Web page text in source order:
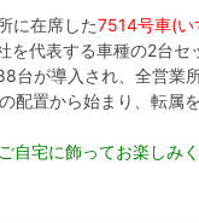
に在席した7514号車(い
を代表する車種の2台セ
が導入され、全営業所
配置から始まり、転属
自宅に飾ってお楽しみく